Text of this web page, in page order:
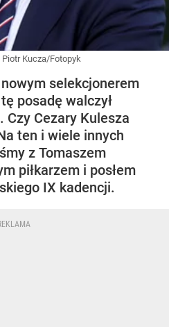
Piotr Kucza/Fotopyk
selekcjonerem
posadę walczył
Cezary Kulesza
ten i wiele innych
z Tomaszem
piłkarzem i posłem
IX kadencji.